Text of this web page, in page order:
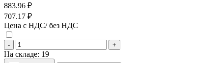
883.96 ₽
707.17 ₽
Цена с НДС/ без НДС
- +
На складе: 19